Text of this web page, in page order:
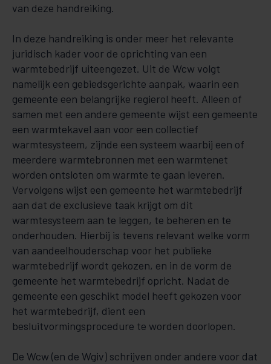
van deze handreiking.
In deze handreiking is onder meer het relevante
juridisch kader voor de oprichting van een
warmtebedrijf uiteengezet. Uit de Wcw volgt
namelijk een gebiedsgerichte aanpak, waarin een
gemeente een belangrijke regierol heeft. Alleen of
samen met een andere gemeente wijst een gemeente
een warmtekavel aan voor een collectief
warmtesysteem, zijnde een systeem waarbij een of
meerdere warmtebronnen met een warmtenet
worden ontsloten om warmte te gaan leveren.
Vervolgens wijst een gemeente het warmtebedrijf
aan dat de exclusieve taak krijgt om dit
warmtesysteem aan te leggen, te beheren en te
onderhouden. Hierbij is tevens relevant welke vorm
van aandeelhouderschap voor het publieke
warmtebedrijf wordt gekozen, en in de vorm de
gemeente het warmtebedrijf opricht. Nadat de
gemeente een geschikt model heeft gekozen voor
het warmtebedrijf, dient een
besluitvormingsprocedure te worden doorlopen.
De Wcw (en de Wgiv) schrijven onder andere voor dat